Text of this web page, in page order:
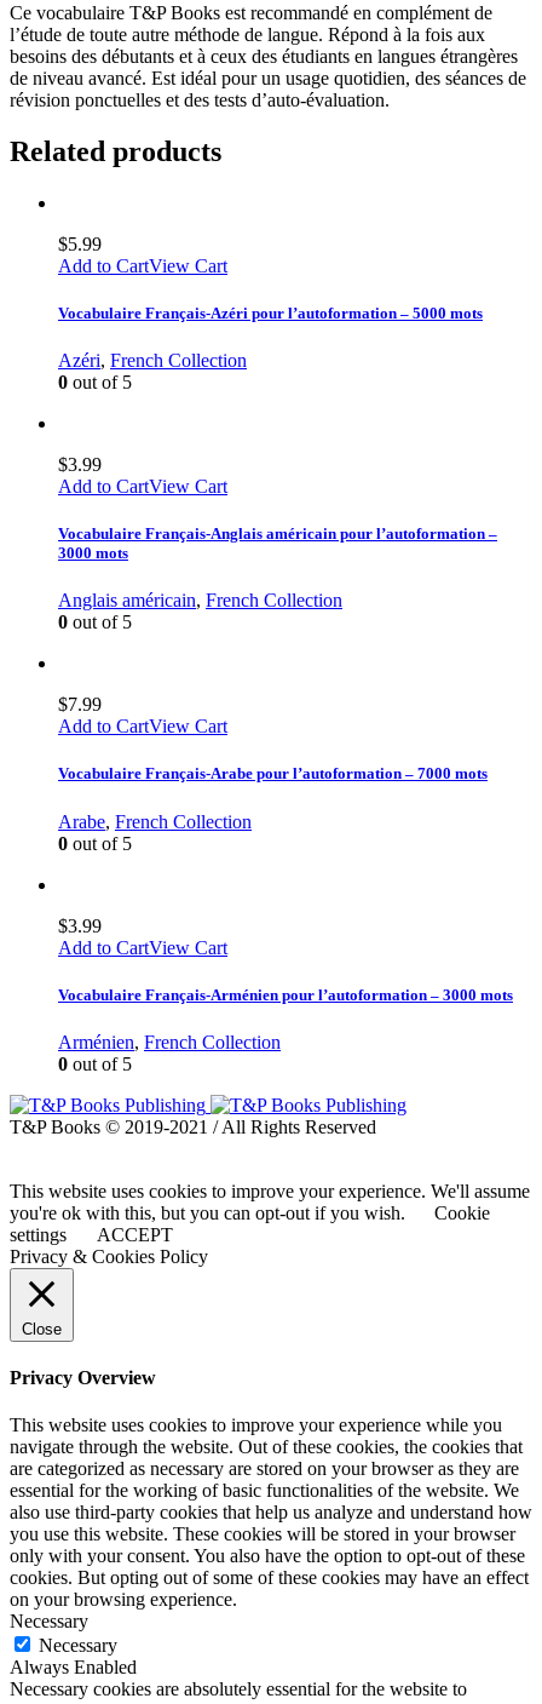
Ce vocabulaire T&P Books est recommandé en complément de
l’étude de toute autre méthode de langue. Répond à la fois aux
besoins des débutants et à ceux des étudiants en langues étrangères
de niveau avancé. Est idéal pour un usage quotidien, des séances de
révision ponctuelles et des tests d’auto-évaluation.
Related products
$5.99
Add to CartView Cart
Vocabulaire Français-Azéri pour l’autoformation – 5000 mots
Azéri, French Collection
0 out of 5
$3.99
Add to CartView Cart
Vocabulaire Français-Anglais américain pour l’autoformation –
3000 mots
Anglais américain, French Collection
0 out of 5
$7.99
Add to CartView Cart
Vocabulaire Français-Arabe pour l’autoformation – 7000 mots
Arabe, French Collection
0 out of 5
$3.99
Add to CartView Cart
Vocabulaire Français-Arménien pour l’autoformation – 3000 mots
Arménien, French Collection
0 out of 5
T&P Books © 2019-2021 / All Rights Reserved
This website uses cookies to improve your experience. We'll assume
you're ok with this, but you can opt-out if you wish.
Cookie
settings
ACCEPT
Privacy & Cookies Policy
Close
Privacy Overview
This website uses cookies to improve your experience while you
navigate through the website. Out of these cookies, the cookies that
are categorized as necessary are stored on your browser as they are
essential for the working of basic functionalities of the website. We
also use third-party cookies that help us analyze and understand how
you use this website. These cookies will be stored in your browser
only with your consent. You also have the option to opt-out of these
cookies. But opting out of some of these cookies may have an effect
on your browsing experience.
Necessary
Necessary
Always Enabled
Necessary cookies are absolutely essential for the website to